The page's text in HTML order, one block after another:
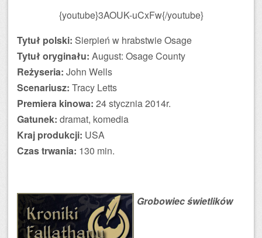
{youtube}3AOUK-uCxFw{/youtube}
Tytuł polski: Sierpień w hrabstwie Osage
Tytuł oryginału: August: Osage County
Reżyseria: John Wells
Scenariusz: Tracy Letts
Premiera kinowa: 24 stycznia 2014r.
Gatunek: dramat, komedia
Kraj produkcji: USA
Czas trwania: 130 min.
Grobowiec świetlików